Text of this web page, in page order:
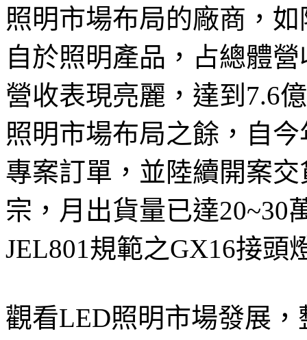
照明市場布局的廠商，
自於照明產品，占總體
營收表現亮麗，達到7.6
照明市場布局之餘，自
專案訂單，並陸續開案
宗，月出貨量已達20~30
JEL801規範之GX16接頭
觀看LED照明市場發展